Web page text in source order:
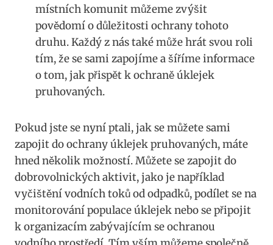
místních komunit můžeme‍ zvýšit
povědomí⁢ o ​důležitosti ochrany tohoto
druhu. Každý z nás ‍také může hrát⁣ svou​ roli
tím, že se sami zapojíme a šíříme informace
o tom, jak ​přispět k ⁣ochraně​ úklejek
pruhovaných.
Pokud jste se nyní ptali, jak ‌se můžete sami
zapojit do ochrany úklejek pruhovaných, máte
hned​ několik možností. Můžete se zapojit ⁤do
dobrovolnických⁤ aktivit, jako je‌ například
vyčištění vodních toků‍ od odpadků, podílet se na
monitorování populace úklejek nebo se připojit⁣
k organizacím zabývajícím se ochranou